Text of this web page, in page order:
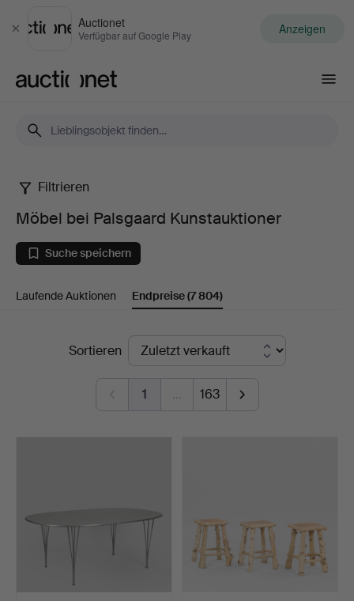
Schließen
Auctionet
Verfügbar auf Google Play Anzeigen
Möbel
bei
Palsgaard
Kunstauktioner
Filtrieren
Möbel bei Palsgaard Kunstauktioner
Suche speichern
Laufende Auktionen Endpreise(7 804)
EndpreiseSortieren
1 … 163